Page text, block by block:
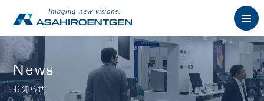
News お知らせ
News
お知らせ